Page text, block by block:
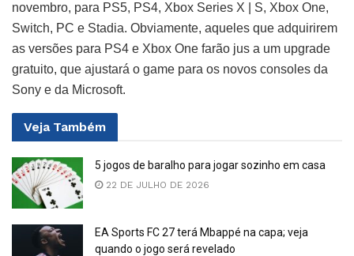
novembro, para PS5, PS4, Xbox Series X | S, Xbox One,
Switch, PC e Stadia. Obviamente, aqueles que adquirirem
as versões para PS4 e Xbox One farão jus a um upgrade
gratuito, que ajustará o game para os novos consoles da
Sony e da Microsoft.
Veja Também
5 jogos de baralho para jogar sozinho em casa
22 DE JULHO DE 2026
EA Sports FC 27 terá Mbappé na capa; veja
quando o jogo será revelado